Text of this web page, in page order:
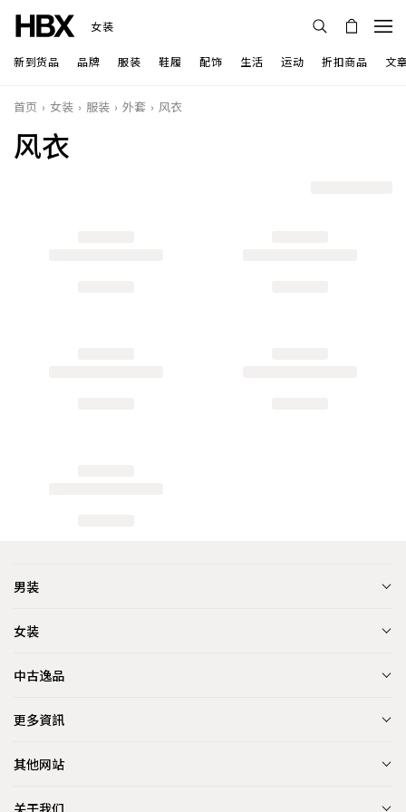
女装
新到货品 品牌 服装 鞋履 配饰 生活 运动 折扣商品 文
首页 女装 服装 外套 风衣
风衣
男装
女装
中古逸品
更多資訊
其他网站
关于我们